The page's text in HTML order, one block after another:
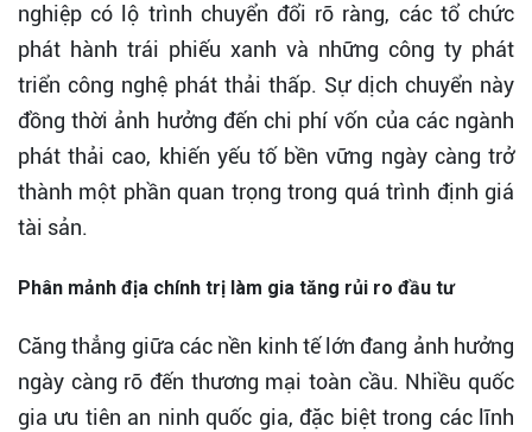
nghiệp có lộ trình chuyển đổi rõ ràng, các tổ chức
phát hành trái phiếu xanh và những công ty phát
triển công nghệ phát thải thấp. Sự dịch chuyển này
đồng thời ảnh hưởng đến chi phí vốn của các ngành
phát thải cao, khiến yếu tố bền vững ngày càng trở
thành một phần quan trọng trong quá trình định giá
tài sản.
Phân mảnh địa chính trị làm gia tăng rủi ro đầu tư
Căng thẳng giữa các nền kinh tế lớn đang ảnh hưởng
ngày càng rõ đến thương mại toàn cầu. Nhiều quốc
gia ưu tiên an ninh quốc gia, đặc biệt trong các lĩnh